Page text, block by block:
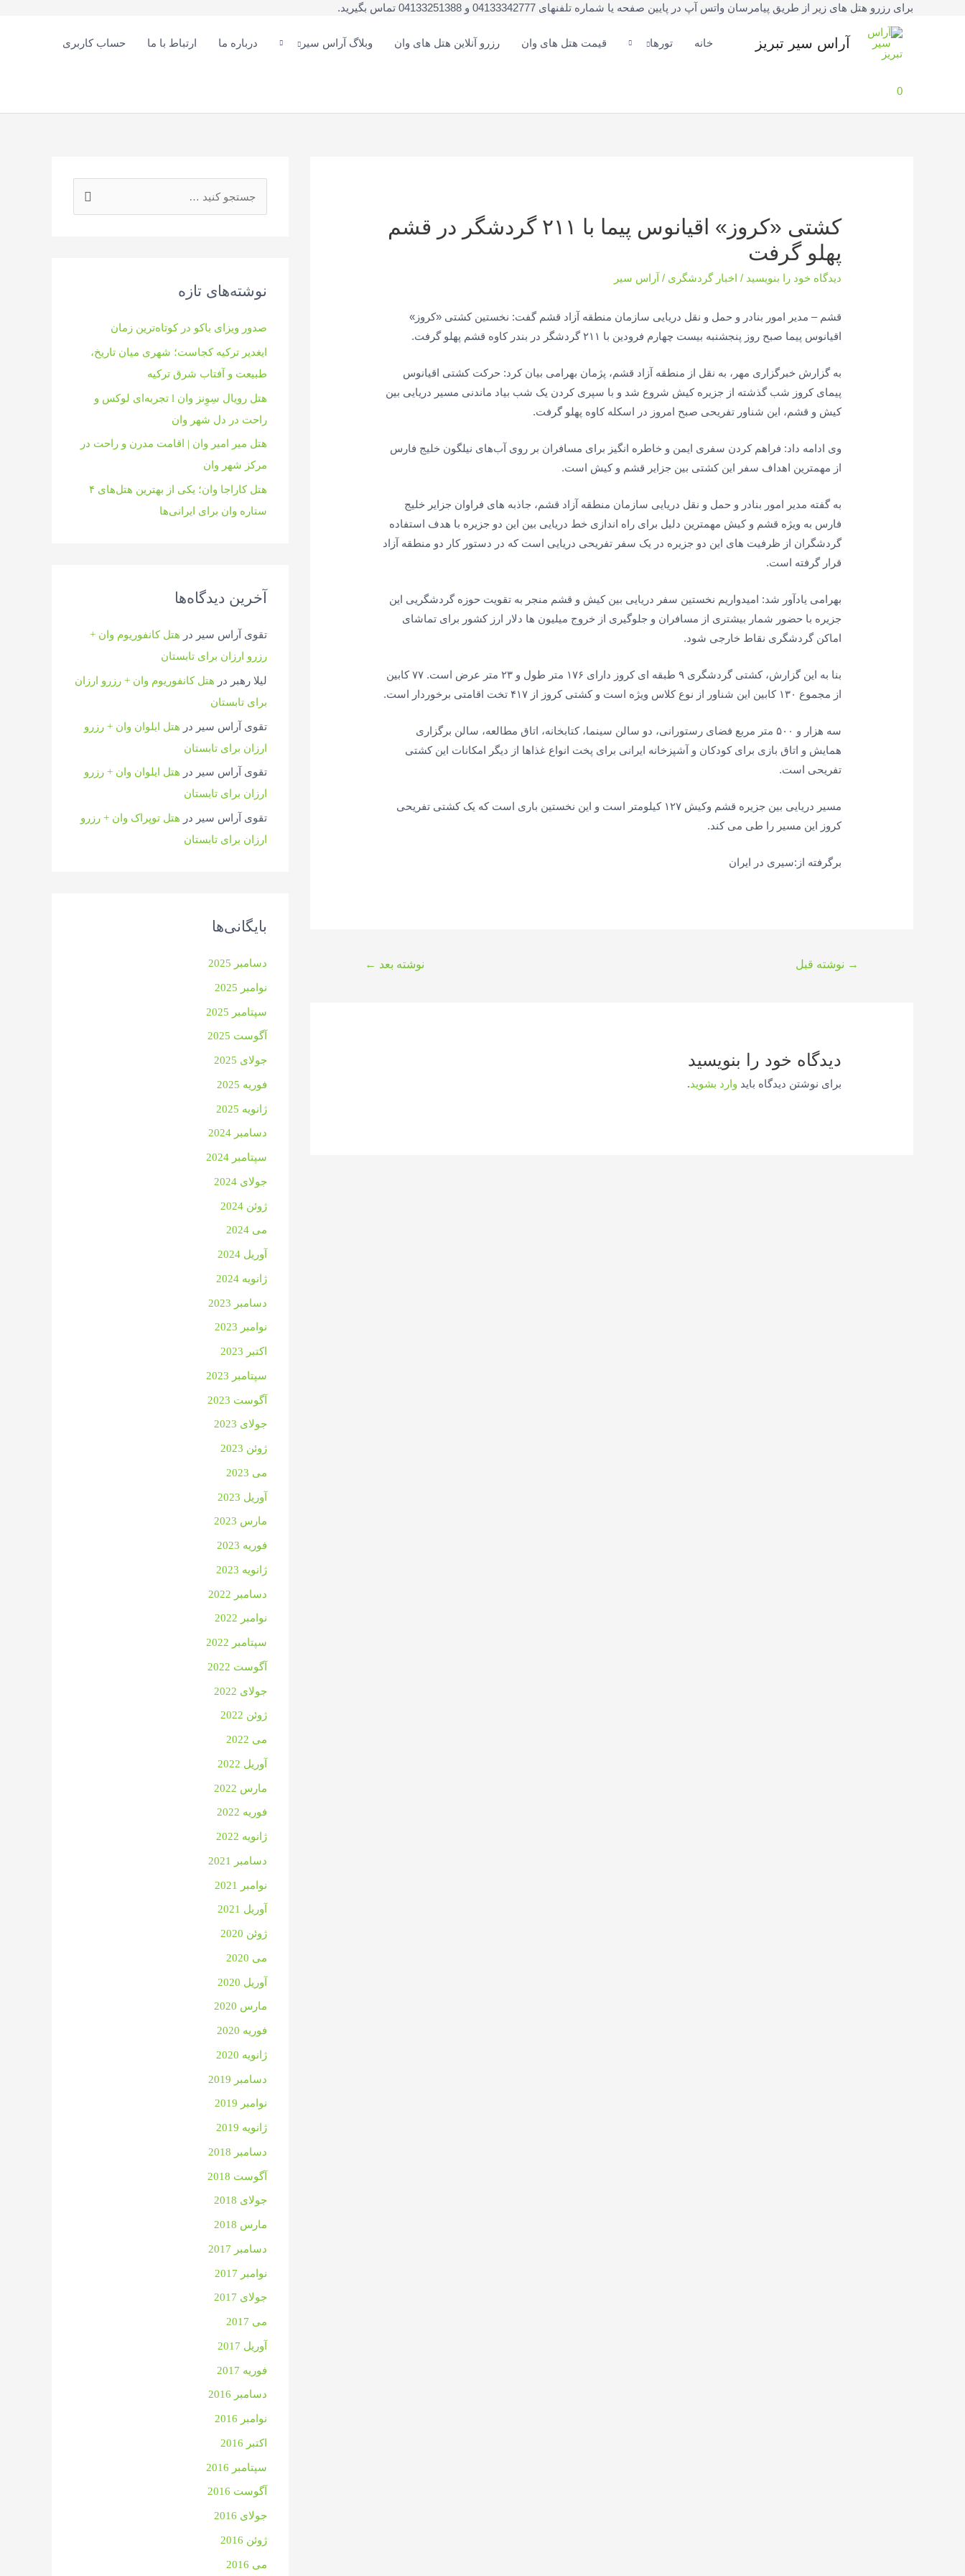
برای رزرو هتل های زیر از طریق پیامرسان واتس آپ در پایین صفحه یا شماره تلفنهای 04133342777 و 04133251388 تماس بگیرید.
آراس سیر تبریز خانه تورها قیمت هتل های وان رزرو آنلاین هتل های وان وبلاگ آراس سیر درباره ما ارتباط با ما حساب کاربری
0
کشتی «کروز» اقیانوس پیما با ۲۱۱ گردشگر در قشم
پهلو گرفت
دیدگاه‌ خود را بنویسید / اخبار گردشگری / آراس سیر
قشم – مدیر امور بنادر و حمل و نقل دریایی سازمان منطقه آزاد قشم گفت: نخستین کشتی «کروز»
اقیانوس پیما صبح روز پنجشنبه بیست چهارم فرودین با ۲۱۱ گردشگر در بندر کاوه قشم پهلو گرفت.
به گزارش خبرگزاری مهر، به نقل از منطقه آزاد قشم، پژمان بهرامی بیان کرد: حرکت کشتی اقیانوس
پیمای کروز شب گذشته از جزیره کیش شروع شد و با سپری کردن یک شب بیاد ماندنی مسیر دریایی بین
کیش و قشم، این شناور تفریحی صبح امروز در اسکله کاوه پهلو گرفت.
وی ادامه داد: فراهم کردن سفری ایمن و خاطره انگیز برای مسافران بر روی آب‌های نیلگون خلیج‌ فارس
از مهمترین اهداف سفر این کشتی بین جزایر قشم و کیش است.
به گفته مدیر امور بنادر و حمل و نقل دریایی سازمان منطقه آزاد قشم، جاذبه های فراوان جزایر خلیج
فارس به ویژه قشم و کیش مهمترین دلیل برای راه اندازی خط دریایی بین این دو جزیره با هدف استفاده
گردشگران از ظرفیت های این دو جزیره در یک سفر تفریحی دریایی است که در دستور کار دو منطقه آزاد
قرار گرفته است.
بهرامی یادآور شد: امیدواریم نخستین سفر دریایی بین کیش و قشم منجر به تقویت حوزه گردشگریی این
جزیره با حضور شمار بیشتری از مسافران و جلوگیری از خروج میلیون ها دلار ارز کشور برای تماشای
اماکن گردشگری نقاط خارجی شود.
بنا به این گزارش، کشتی گردشگری ۹ طبقه ای کروز دارای ۱۷۶ متر طول و ۲۳ متر عرض است. ۷۷ کابین
از مجموع ۱۳۰ کابین این شناور از نوع کلاس ویژه است و کشتی کروز از ۴۱۷ تخت اقامتی برخوردار است.
سه هزار و ۵۰۰ متر مربع فضای رستورانی، دو سالن سینما، کتابخانه، اتاق مطالعه، سالن برگزاری
همایش و اتاق بازی برای کودکان و آشپزخانه ایرانی برای پخت انواع غذاها از دیگر امکانات این کشتی
تفریحی است.
مسیر دریایی بین جزیره قشم وکیش ۱۲۷ کیلومتر است و این نخستین باری است که یک کشتی تفریحی
کروز این مسیر را طی می کند.
برگرفته از:سیری در ایران
→ نوشته قبل نوشته بعد ←
دیدگاه‌ خود را بنویسید
برای نوشتن دیدگاه باید وارد بشوید.
ی
نوشته‌های تازه
صدور ویزای باکو در کوتاه‌ترین زمان
ایغدیر ترکیه کجاست؛ شهری میان تاریخ،
طبیعت و آفتاب شرق ترکیه
هتل رویال سِوِنز وان l تجربه‌ای لوکس و
راحت در دل شهر وان
هتل میر امیر وان | اقامت مدرن و راحت در
مرکز شهر وان
هتل کاراجا وان؛ یکی از بهترین هتل‌های ۴
ستاره وان برای ایرانی‌ها
آخرین دیدگاه‌ها
تقوی آراس سیر در هتل کانفوریوم وان +
رزرو ارزان برای تابستان
لیلا رهبر در هتل کانفوریوم وان + رزرو ارزان
برای تابستان
تقوی آراس سیر در هتل ایلوان وان + رزرو
ارزان برای تابستان
تقوی آراس سیر در هتل ایلوان وان + رزرو
ارزان برای تابستان
تقوی آراس سیر در هتل توپراک وان + رزرو
ارزان برای تابستان
بایگانی‌ها
دسامبر 2025
نوامبر 2025
سپتامبر 2025
آگوست 2025
جولای 2025
فوریه 2025
ژانویه 2025
دسامبر 2024
سپتامبر 2024
جولای 2024
ژوئن 2024
می 2024
آوریل 2024
ژانویه 2024
دسامبر 2023
نوامبر 2023
اکتبر 2023
سپتامبر 2023
آگوست 2023
جولای 2023
ژوئن 2023
می 2023
آوریل 2023
مارس 2023
فوریه 2023
ژانویه 2023
دسامبر 2022
نوامبر 2022
سپتامبر 2022
آگوست 2022
جولای 2022
ژوئن 2022
می 2022
آوریل 2022
مارس 2022
فوریه 2022
ژانویه 2022
دسامبر 2021
نوامبر 2021
آوریل 2021
ژوئن 2020
می 2020
آوریل 2020
مارس 2020
فوریه 2020
ژانویه 2020
دسامبر 2019
نوامبر 2019
ژانویه 2019
دسامبر 2018
آگوست 2018
جولای 2018
مارس 2018
دسامبر 2017
نوامبر 2017
جولای 2017
می 2017
آوریل 2017
فوریه 2017
دسامبر 2016
نوامبر 2016
اکتبر 2016
سپتامبر 2016
آگوست 2016
جولای 2016
ژوئن 2016
می 2016